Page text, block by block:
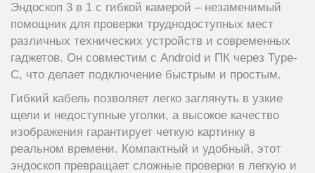
Эндоскоп 3 в 1 с гибкой камерой – незаменимый
помощник для проверки труднодоступных мест
различных технических устройств и современных
гаджетов. Он совместим с Android и ПК через Type-
C, что делает подключение быстрым и простым.
Гибкий кабель позволяет легко заглянуть в узкие
щели и недоступные уголки, а высокое качество
изображения гарантирует четкую картинку в
реальном времени. Компактный и удобный, этот
эндоскоп превращает сложные проверки в легкую и